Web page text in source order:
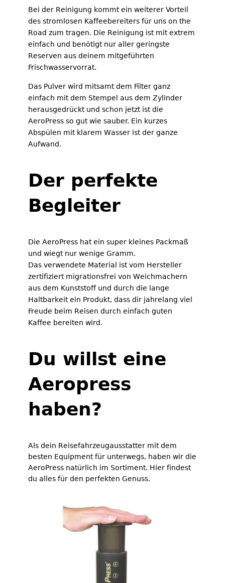
Bei der Reinigung kommt ein weiterer Vorteil
des stromlosen Kaffeebereiters für uns on the
Road zum tragen. Die Reinigung ist mit extrem
einfach und benötigt nur aller geringste
Reserven aus deinem mitgeführten
Frischwasservorrat.
Das Pulver wird mitsamt dem Filter ganz
einfach mit dem Stempel aus dem Zylinder
herausgedrückt und schon jetzt ist die
AeroPress so gut wie sauber. Ein kurzes
Abspülen mit klarem Wasser ist der ganze
Aufwand.
Der perfekte
Begleiter
Die AeroPress hat ein super kleines Packmaß
und wiegt nur wenige Gramm.
Das verwendete Material ist vom Hersteller
zertifiziert migrationsfrei von Weichmachern
aus dem Kunststoff und durch die lange
Haltbarkeit ein Produkt, dass dir jahrelang viel
Freude beim Reisen durch einfach guten
Kaffee bereiten wird.
Du willst eine
Aeropress
haben?
Als dein Reisefahrzeugausstatter mit dem
besten Equipment für unterwegs, haben wir die
AeroPress natürlich im Sortiment. Hier findest
du alles für den perfekten Genuss.